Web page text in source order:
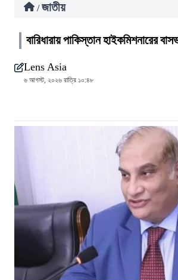
/ জাতীয়
বারিধারায় পাকিস্তান হাইকমিশনারের
Lens Asia
৬ আগস্ট, ২০২৬ রাত্রি ১০:৪৮